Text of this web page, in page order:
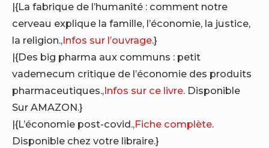
|{La fabrique de l’humanité : comment notre
cerveau explique la famille, l’économie, la justice,
la religion.,Infos sur l’ouvrage.}
|{Des big pharma aux communs : petit
vademecum critique de l’économie des produits
pharmaceutiques.,Infos sur ce livre. Disponible
Sur AMAZON.}
|{L’économie post-covid.,Fiche complète.
Disponible chez votre libraire.}